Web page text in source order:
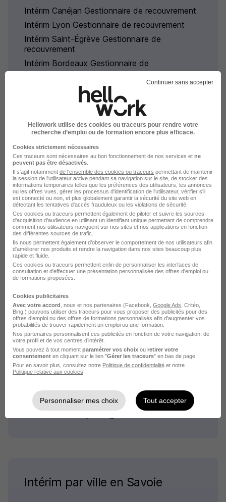
Intérim Canéjan Gestionnaire de recouvrement
Intérim Lyon Gestionnaire de recouvrement
Intérim Saint-Égrève Gestionnaire de
recouvrement
Intérim Bordeaux Gestionnaire de
recouvrement
Parcourir toutes les missions d'intérim de
Gestionnaire de recouvrement
Intérim par métiers similaires
Intérim Assistant recouvrement
Intérim Gestionnaire compte client
Intérim Gestionnaire comptable
Intérim Comptable gestion
Intérim Chargé de comptabilité
Intérim Comptable
Intérim par métier dans le
domaine Comptabilité à
Chambéry
Intérim Chambéry Comptable caisse
Intérim par ville en Savoie
Continuer sans accepter
Hellowork utilise des cookies ou traceurs pour rendre votre
recherche d’emploi ou de formation encore plus efficace.
Cookies strictement nécessaires
Ces traceurs sont nécessaires au bon fonctionnement de nos services et ne
peuvent pas être désactivés
Il s'agit notamment de l'ensemble des cookies ou traceurs permettant de maintenir
la session de l'utilisateur active pendant sa navigation sur le site, de stocker des
informations temporaires telles que les préférences des utilisateurs, les annonces
ou les offres vues, gérer les processus d'identification de l'utilisateur, vérifier s'il
est connecté ou non, et plus globalement garantir la sécurité du site web en
détectant les tentatives d'accès frauduleux ou les violations de sécurité.
Ces cookies ou traceurs permettent également de piloter et suivre les sources
d'acquisition d'audience en utilisant un identifiant unique permettant de comprendre
comment nos utilisateurs naviguent sur nos sites et nos applications en fonction
des différentes sources de trafic.
Ils nous permettent également d’observer le comportement de nos utilisateurs afin
d'améliorer nos produits et rendre la navigation dans nos sites beaucoup plus
rapide et fluide.
Ces cookies ou traceurs permettent enfin de personnaliser les interfaces de
consultation et d'effectuer une présentation personnalisée des offres d'emploi ou
de formations proposées.
Cookies publicitaires
Avec votre accord , nous et nos partenaires (Facebook, Google Ads , Critéo,
Bing,) pouvons utiliser des traceurs pour vous proposer des publicités pour des
offres d’emploi ou des offres de formations personnalisés afin d’augmenter vos
probabilités de trouver rapidement un emploi ou une formation.
Nos partenaires personnalisent ces publicités en fonction de votre navigation, de
votre profil et de vos centres d’intérêt.
Vous pouvez à tout moment paramétrer vos choix ou retirer votre
consentement en cliquant sur le lien "Gérer les traceurs" en bas de page.
Pour en savoir plus, consultez notre Politique de confidentialité et notre
Politique relative aux cookies
Personnaliser mes choix Tout accepter